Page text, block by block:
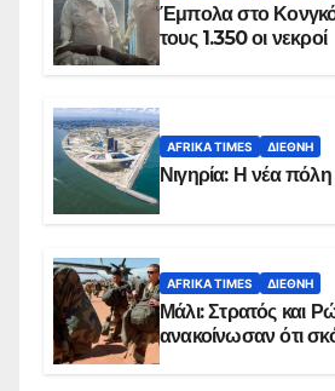
Έμπολα στο
τους 1.350 οι νεκροί
AFRIKA TIMES ΔΙΕΘΝΉ
Νιγηρία: Η νέα πόλη
AFRIKA TIMES ΔΙΕΘΝΉ
Μάλι: Στρατός και
ανακοίνωσαν ότι